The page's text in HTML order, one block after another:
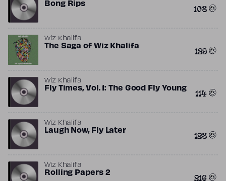
Bong Rips 108
Wiz Khalifa
The Saga of Wiz Khalifa 129
Wiz Khalifa
Fly Times, Vol. 1: The Good Fly Young 114
Wiz Khalifa
Laugh Now, Fly Later 128
Wiz Khalifa
Rolling Papers 2 216